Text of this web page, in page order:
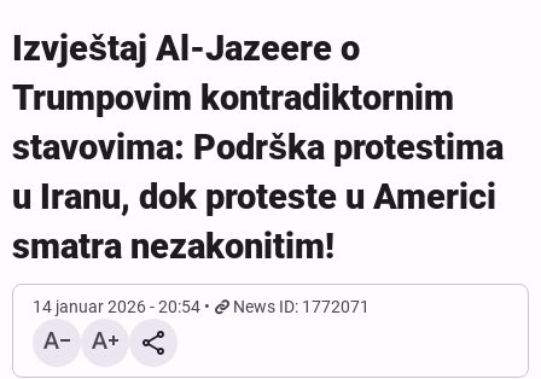
Izvještaj Al-Jazeere o
Trumpovim kontradiktornim
stavovima: Podrška protestima
u Iranu, dok proteste u Americi
smatra nezakonitim!
14 januar 2026 - 20:54 News ID: 1772071